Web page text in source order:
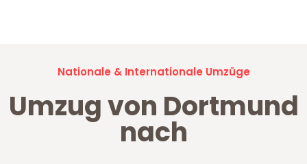
Nationale & Internationale Umzüge
Umzug von Dortmund
nach